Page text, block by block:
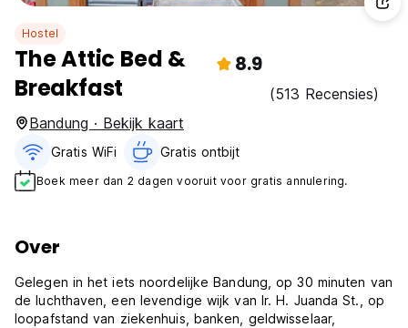
Hostel
The Attic Bed &
Breakfast
8.9
(513 Recensies)
Bandung · Bekijk kaart
Gratis WiFi Gratis ontbijt‎
Boek meer dan 2 dagen vooruit voor gratis annulering.
Over
Gelegen in het iets noordelijke Bandung, op 30 minuten van
de luchthaven, een levendige wijk van Ir. H. Juanda St., op
loopafstand van ziekenhuis, banken, geldwisselaar,